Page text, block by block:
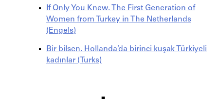
If Only You Knew. The First Generation of
Women from Turkey in The Netherlands
(Engels)
Bir bilsen. Hollanda’da birinci kuşak Türkiyeli
kadınlar (Turks)